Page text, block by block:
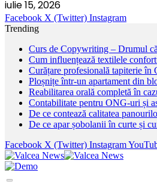
iulie 15, 2026
Facebook X (Twitter) Instagram
Trending
Curs de Copywriting – Drumul
Cum influențează textilele
Curățare profesională tapiterie în
Ploșnițe într-un apartament din
Reabilitarea orală completă în
Contabilitate pentru ONG-uri și
De ce contează calitatea
De ce apar șobolanii în curte și
Facebook X (Twitter) Instagram